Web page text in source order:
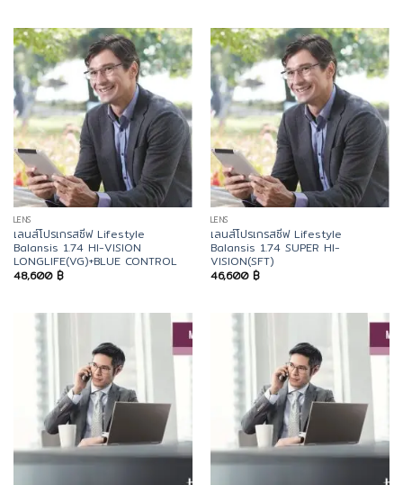
LENS
เลนส์โปรเกรสซีฟ Lifestyle
Balansis 1.74 HI-VISION
LONGLIFE(VG)+BLUE CONTROL
48,600 ฿
LENS
เลนส์โปรเกรสซีฟ Lifestyle
Balansis 1.74 SUPER HI-
VISION(SFT)
46,600 ฿